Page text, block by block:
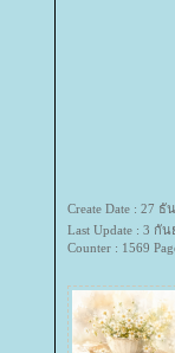
Create Date : 27 ธั
Last Update : 3 กั
Counter : 1569